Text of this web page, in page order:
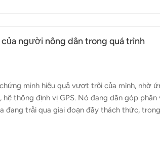
nghiệp bay trên cao có thể dễ dàng thụ phấn
người nông dân trong quá trình
minh hiệu quả vượt trội của mình, nhờ
thống định vị GPS. Nó đang dần góp phần
đang trải qua giai đoạn đầy thách thức,
mặt của nền kinh tế và xã hội, việc tích hợp
tối ưu. Trong quá trình chuyển đổi số trong